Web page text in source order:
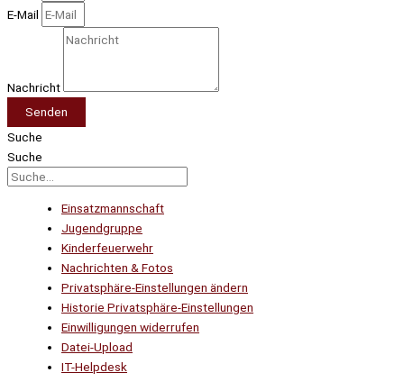
E-Mail
Nachricht
Senden
Suche
Suche
Einsatzmannschaft
Jugendgruppe
Kinderfeuerwehr
Nachrichten & Fotos
Privatsphäre-Einstellungen ändern
Historie Privatsphäre-Einstellungen
Einwilligungen widerrufen
Datei-Upload
IT-Helpdesk